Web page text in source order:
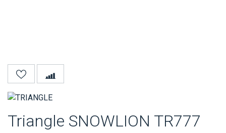
Triangle SNOWLION TR777